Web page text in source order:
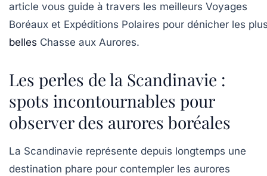
article vous guide à travers les meilleurs Voyages
Boréaux et Expéditions Polaires pour dénicher les
belles Chasse aux Aurores.
Les perles de la Scandinavie :
spots incontournables pour
observer des aurores boréales
La Scandinavie représente depuis longtemps une
destination phare pour contempler les aurores